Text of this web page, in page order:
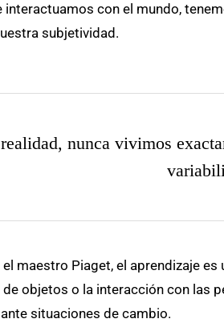
interactuamos con el mundo,
subjetividad.
nunca vivimos
maestro Piaget, el aprendizaje
objetos o la interacción con las
situaciones de cambio.